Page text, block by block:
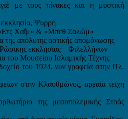
με τους πίνακες και η μυστική
Ψυρρή
Χαΐμ» & «Μπεθ Σαλώμ»
απόλυτης αστικής απομόνωσης
εκκλησίας – Φιλελλήνων
του Μουσείου Ισλαμικής Τέχνης
του 1924, νυν γραφεία στην Πλ.
στην Κλαυθμώνος, αρχαία τείχη
της μεσοπολεμικής Στοάς